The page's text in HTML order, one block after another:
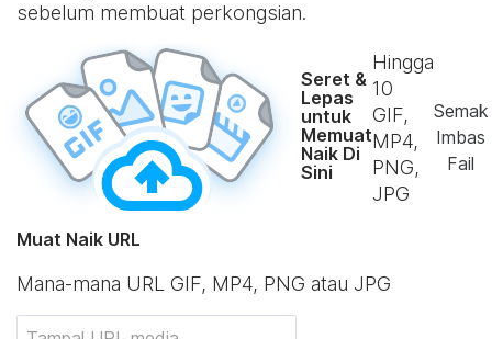
sebelum membuat perkongsian.
Seret &
Lepas
untuk
Memuat
Naik Di
Sini
Hingga
10
GIF,
MP4,
PNG,
JPG
Semak
Imbas
Fail
Muat Naik URL
Mana-mana URL GIF, MP4, PNG atau JPG